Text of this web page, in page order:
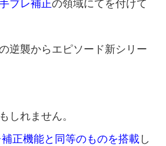
ブレ補正の領域にてを付けて
逆襲からエピソード新シリー
しれません。
正機能と同等のものを搭載 し